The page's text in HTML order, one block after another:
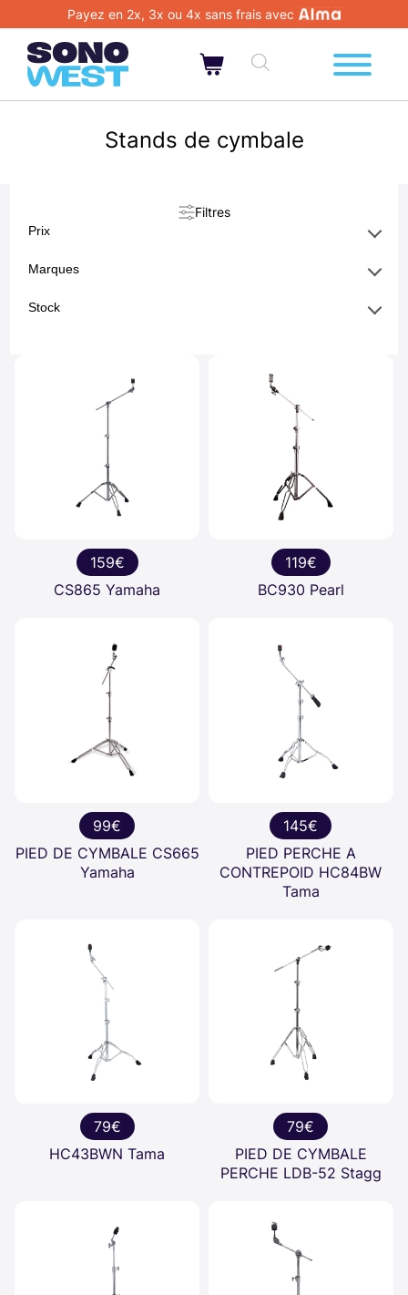
Payez en 2x, 3x ou 4x sans frais avec
Stands de cymbale
Filtres
Prix
Marques
Stock
159€
CS865 Yamaha
119€
BC930 Pearl
99€
PIED DE CYMBALE CS665
Yamaha
145€
PIED PERCHE A
CONTREPOID HC84BW
Tama
79€
HC43BWN Tama
79€
PIED DE CYMBALE
PERCHE LDB-52 Stagg